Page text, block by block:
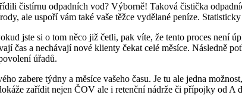
čistírnu odpadních vod? Výborně! Taková čistička
ale uspoří vám také vaše těžce vydělané peníze.
jste si o tom něco již četli, pak víte, že tento proces
čas a nechávají nové klienty čekat celé měsíce. Následně
úřadů.
zabere týdny a měsíce vašeho času. Je tu ale jedna
zařídit nejen ČOV ale i retenční nádrže či přípojky od A